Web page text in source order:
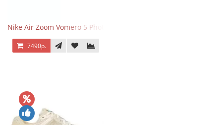
Nike Air Zoom Vomero 5 Photon Dust Pink Foam
7490р.